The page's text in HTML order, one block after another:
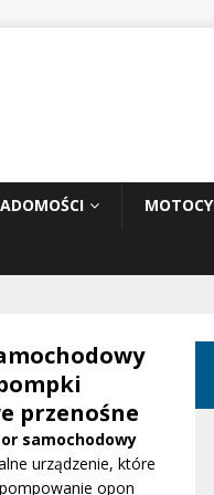
przenośne
samochodowy
urządzenie, które
opon